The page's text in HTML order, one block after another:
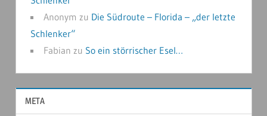
Anonym zu Die Südroute – Florida – „der letzte
Schlenker“
Fabian zu So ein störrischer Esel…
META